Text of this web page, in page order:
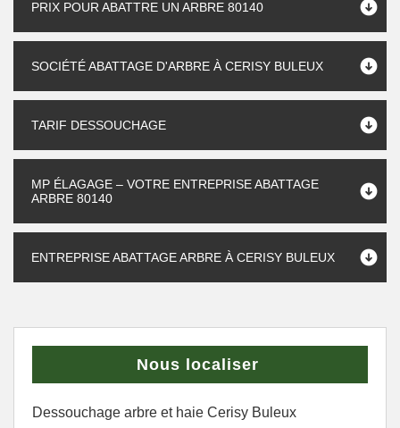
PRIX POUR ABATTRE UN ARBRE 80140
SOCIÉTÉ ABATTAGE D'ARBRE À CERISY BULEUX
TARIF DESSOUCHAGE
MP ÉLAGAGE – VOTRE ENTREPRISE ABATTAGE
ARBRE 80140
ENTREPRISE ABATTAGE ARBRE À CERISY BULEUX
Nous localiser
Dessouchage arbre et haie Cerisy Buleux